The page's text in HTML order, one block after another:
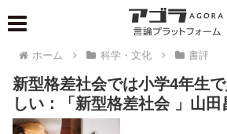
ホーム 科学・文化 書評
新型格差社会では小学4年生
しい：「新型格差社会 」山田